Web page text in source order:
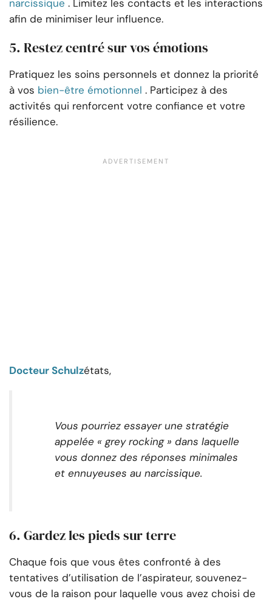
narcissique . Limitez les contacts et les interactions
afin de minimiser leur influence.
5. Restez centré sur vos émotions
Pratiquez les soins personnels et donnez la priorité
à vos bien-être émotionnel . Participez à des
activités qui renforcent votre confiance et votre
résilience.
Docteur Schulzétats,
Vous pourriez essayer une stratégie
appelée « grey rocking » dans laquelle
vous donnez des réponses minimales
et ennuyeuses au narcissique.
6. Gardez les pieds sur terre
Chaque fois que vous êtes confronté à des
tentatives d’utilisation de l’aspirateur, souvenez-
vous de la raison pour laquelle vous avez choisi de